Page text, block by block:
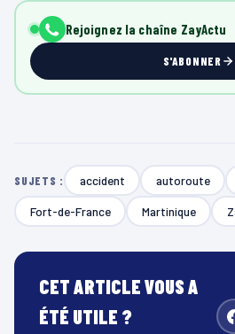
Rejoignez la chaîne ZayActu
S'ABONNER
SUJETS : accident autoroute
Fort-de-France Martinique
CET ARTICLE VOUS A
ÉTÉ UTILE ?